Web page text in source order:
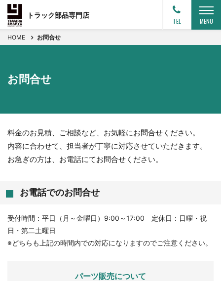
トラック部品専門店
TEL MENU
HOME お問合せ
お問合せ
料金のお見積、ご相談など、お気軽にお問合せください。
内容に合わせて、担当者が丁寧に対応させていただきます。
お急ぎの方は、お電話にてお問合せください。
お電話でのお問合せ
受付時間：平日（月～金曜日）9:00～17:00 定休日：日曜・祝
日・第二土曜日
※どちらも上記の時間内での対応になりますのでご注意ください。
パーツ販売について